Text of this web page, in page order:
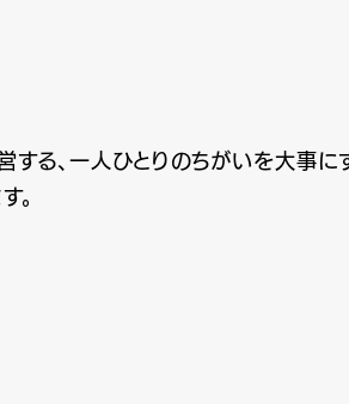
る、一人ひとりのちがいを大事に
。